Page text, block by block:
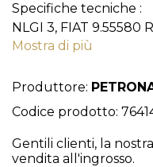
Mostra di più
Specifiche tecniche :
NLGI 3, FIAT 9.55580
N°F002.I90, IVECO 18-
Produttore:
Codice prodotto:
Gentili clienti, la
vendita all'ingrosso.